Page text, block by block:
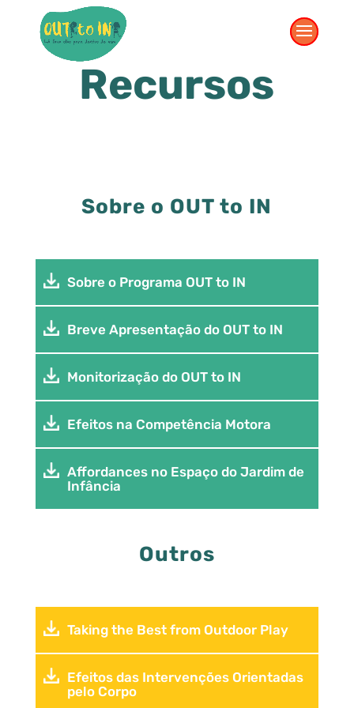
Recursos
Sobre o OUT to IN
Sobre o Programa OUT to IN
Breve Apresentação do OUT to IN
Monitorização do OUT to IN
Efeitos na Competência Motora
Affordances no Espaço do Jardim de
Infância
Outros
Taking the Best from Outdoor Play
Efeitos das Intervenções Orientadas
pelo Corpo